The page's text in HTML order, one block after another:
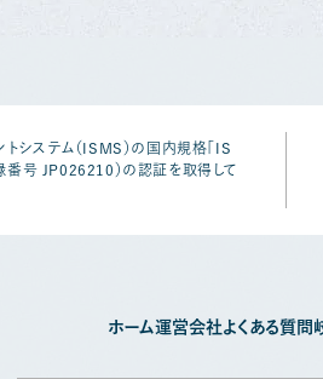
システム（ISMS）の国内規格「IS
号 JP026210）の認証を取得して
ホーム運営会社 よくある質問